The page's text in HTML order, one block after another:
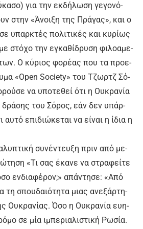
για την εκ­δή­λω­ση γε­γο­νό­
στην «Ά­νοι­ξη της Πρά­γας», και ο
υ­παρ­κτές πο­λι­τι­κές και κυ­ρί­ως
στό­χο την ε­γκα­θί­δρυ­ση φι­λο­α­με­
Ο κύ­ριος φο­ρέ­ας που τα προ­ε­
«Open Society» του Τζωρ­τζ Σό­
να υ­πο­τε­θεί ό­τι η Ου­κρα­νί­α
δρά­σης του Σό­ρος, ε­άν δεν υ­πάρ­
αυ­τό ε­πι­διώ­κε­ται να εί­ναι η ί­δια η
συνέντευξη πριν α­πό με­
«Τι σας έ­κα­νε να στρα­φεί­τε
εν­δια­φέ­ρον;» α­πά­ντη­σε: «Α­πό
τη σπου­δαιό­τη­τα μιας α­νε­ξάρ­τη­
Ου­κρα­νί­ας. Ό­σο η Ου­κρα­νί­α ευ­η­
σε μί­α ι­μπε­ρια­λι­στι­κή Ρω­σί­α.